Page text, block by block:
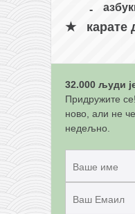
карате
32.000 људи
Придружите
ново, али не
недељно.